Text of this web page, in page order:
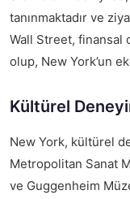
tanınmaktadır ve
Wall Street, finansal
olup, New York’un
Kültürel
New York, kültürel
Metropolitan Sanat
ve Guggenheim